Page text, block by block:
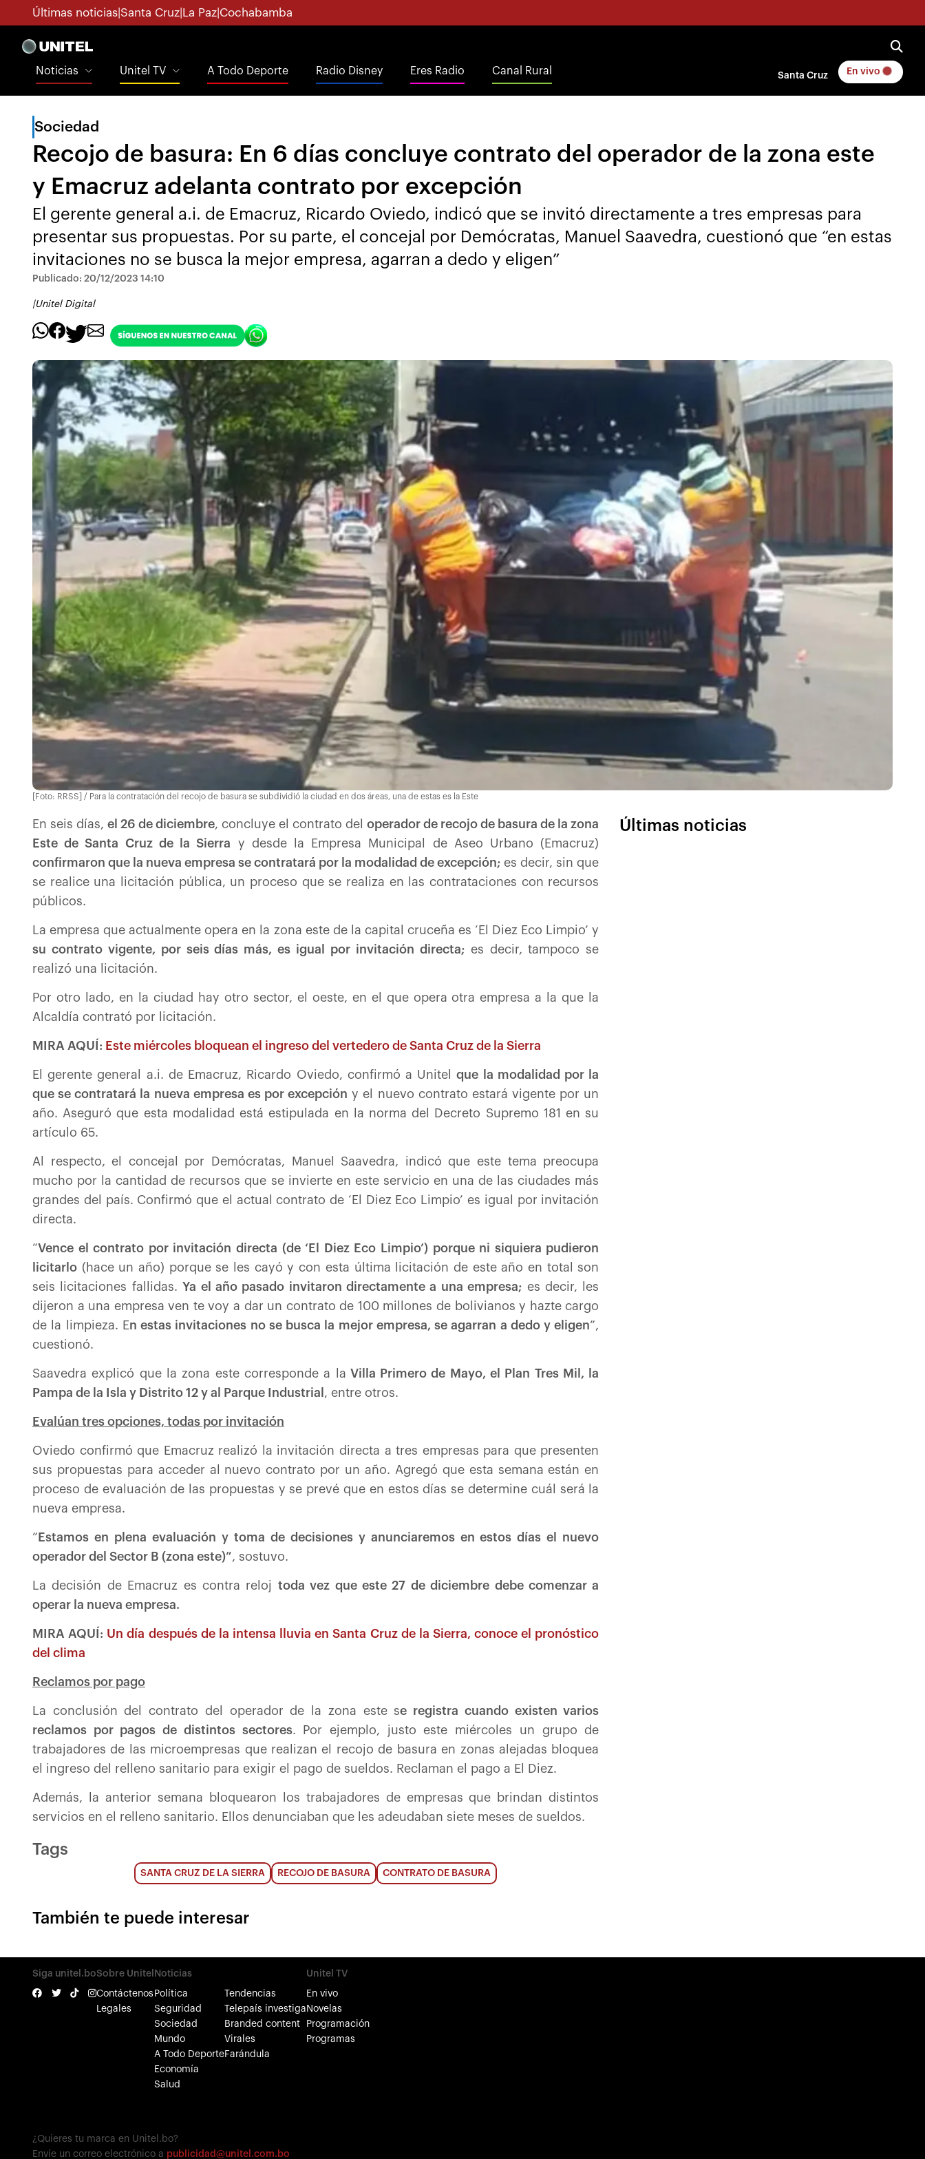
Últimas noticias Santa Cruz La Paz Cochabamba
Noticias Unitel TV A Todo Deporte Radio Disney Eres Radio Canal Rural Santa Cruz En vivo
Sociedad
Recojo de basura: En 6 días concluye contrato del operador de la zona este
y Emacruz adelanta contrato por excepción
El gerente general a.i. de Emacruz, Ricardo Oviedo, indicó que se invitó directamente a tres empresas para
presentar sus propuestas. Por su parte, el concejal por Demócratas, Manuel Saavedra, cuestionó que “en estas
invitaciones no se busca la mejor empresa, agarran a dedo y eligen”
Publicado: 20/12/2023 14:10
|Unitel Digital
[Foto: RRSS] / Para la contratación del recojo de basura se subdividió la ciudad en dos áreas, una de estas es la Este
En seis días,el 26 de diciembre, concluye el contrato deloperador de recojo de basura de la zona
Este de Santa Cruz de la Sierra y desde la Empresa Municipal de Aseo Urbano (Emacruz)
confirmaron que la nueva empresa se contratará por la modalidad de excepción; es decir, sin que
se realice una licitación pública, un proceso que se realiza en las contrataciones con recursos
públicos.
La empresa que actualmente opera en la zona este de la capital cruceña es ‘El Diez Eco Limpio’ y
su contrato vigente, por seis días más, es igual por invitación directa;es decir, tampoco se
realizó una licitación.
Por otro lado, en la ciudad hay otro sector, el oeste, en el que opera otra empresa a la que la
Alcaldía contrató por licitación.
MIRA AQUÍ: Este miércoles bloquean el ingreso del vertedero de Santa Cruz de la Sierra
El gerente general a.i. de Emacruz, Ricardo Oviedo, confirmó a Unitelque la modalidad por la
que se contratará la nueva empresa es por excepción y el nuevo contrato estará vigente por un
año. Aseguró que esta modalidad está estipulada en la norma del Decreto Supremo 181 en su
artículo 65.
Al respecto, el concejal por Demócratas, Manuel Saavedra, indicó que este tema preocupa
mucho por la cantidad de recursos que se invierte en este servicio en una de las ciudades más
grandes del país. Confirmó que el actual contrato de ‘El Diez Eco Limpio’ es igual por invitación
directa.
“Vence el contrato por invitación directa (de ‘El Diez Eco Limpio’) porque ni siquiera pudieron
licitarlo (hace un año) porque se les cayó y con esta última licitación de este año en total son
seis licitaciones fallidas.Ya el año pasado invitaron directamente a una empresa; es decir, les
dijeron a una empresa ven te voy a dar un contrato de 100 millones de bolivianos y hazte cargo
de la limpieza. En estas invitaciones no se busca la mejor empresa, se agarran a dedo y eligen”,
cuestionó.
Saavedra explicó que la zona este corresponde a la Villa Primero de Mayo, el Plan Tres Mil, la
Pampa de la Isla y Distrito 12 y al Parque Industrial , entre otros.
Evalúan tres opciones, todas por invitación
Oviedo confirmó que Emacruz realizó la invitación directa a tres empresas para que presenten
sus propuestas para acceder al nuevo contrato por un año. Agregó que esta semana están en
proceso de evaluación de las propuestas y se prevé que en estos días se determine cuál será la
nueva empresa.
” Estamos en plena evaluación y toma de decisiones y anunciaremos en estos días el nuevo
operador del Sector B (zona este)”, sostuvo.
La decisión de Emacruz es contra reloj toda vez que este 27 de diciembre debe comenzar a
operar la nueva empresa.
MIRA AQUÍ: Un día después de la intensa lluvia en Santa Cruz de la Sierra, conoce el pronóstico
del clima
Reclamos por pago
La conclusión del contrato del operador de la zona este se registra cuando existen varios
reclamos por pagos de distintos sectores. Por ejemplo, justo este miércoles un grupo de
trabajadores de las microempresas que realizan el recojo de basura en zonas alejadas bloquea
el ingreso del relleno sanitario para exigir el pago de sueldos. Reclaman el pago a El Diez.
Además, la anterior semana bloquearon los trabajadores de empresas que brindan distintos
servicios en el relleno sanitario. Ellos denunciaban que les adeudaban siete meses de sueldos.
Tags
SANTA CRUZ DE LA SIERRA RECOJO DE BASURA CONTRATO DE BASURA
Últimas noticias
También te puede interesar
Siga unitel.boSobre Unitel
Contáctenos
Legales
Noticias
Política
Seguridad
Sociedad
Mundo
A Todo Deporte
Economía
Salud
Tendencias
Telepaís investiga
Branded content
Virales
Farándula
Unitel TV
En vivo
Novelas
Programación
Programas
¿Quieres tu marca en Unitel.bo?
Envíe un correo electrónico a publicidad@unitel.com.bo